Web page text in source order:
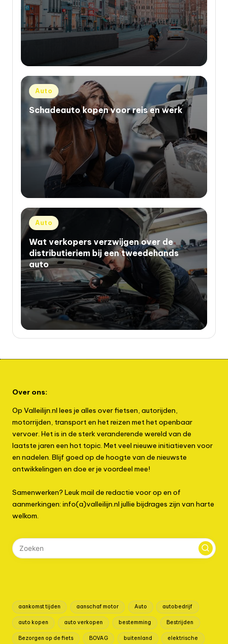
Geplaatst
in
Auto
Schadeauto kopen voor reis en werk
Geplaatst
in
Auto
Wat verkopers verzwijgen over de
distributieriem bij een tweedehands
auto
Over ons:
Op Valleilijn.nl lees je alles over fietsen, autorijden,
motorrijden, transport en het reizen met het openbaar
vervoer. Het is in de sterk veranderende wereld van de
laatste jaren een hot topic. Met veel nieuwe initiatieven voor
en nadelen. Blijf goed op de hoogte van de nieuwste
ontwikkelingen en doe er je voordeel mee!
Samenwerken? Leuk mail de redactie voor op en of
aanmerkingen: info(a)valleilijn.nl jullie bijdrages zijn van harte
welkom.
aankomst tijden aanschaf motor Auto autobedrijf
auto kopen auto verkopen bestemming Bestrijden
Bezorgen op de fiets BOVAG buitenland elektrische